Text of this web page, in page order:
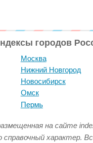
городов
Москва
Нижний Новгород
Новосибирск
Омск
Пермь
на сайте
справочный характер.